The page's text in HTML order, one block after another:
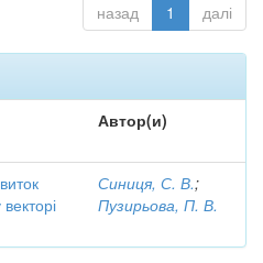
назад 1 далі
Автор(и)
Синиця, С. В.;
Пузирьова, П. В.